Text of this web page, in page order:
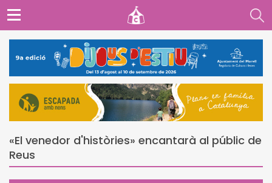
«El venedor d'històries» encantarà al públic de
Reus